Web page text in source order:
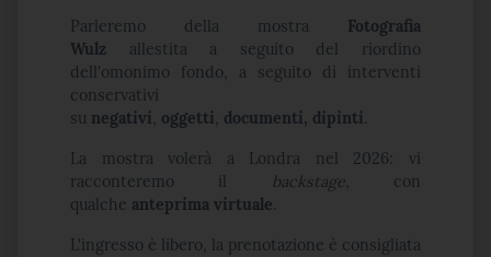
Parleremo della mostra Fotografia
Wulz allestita a seguito del riordino
dell'omonimo fondo, a seguito di interventi
conservativi
su negativi, oggetti, documenti, dipinti.
La mostra volerà a Londra nel 2026: vi
racconteremo il
backstage, con
qualche anteprima virtuale.
L'ingresso è libero, la prenotazione è consigliata